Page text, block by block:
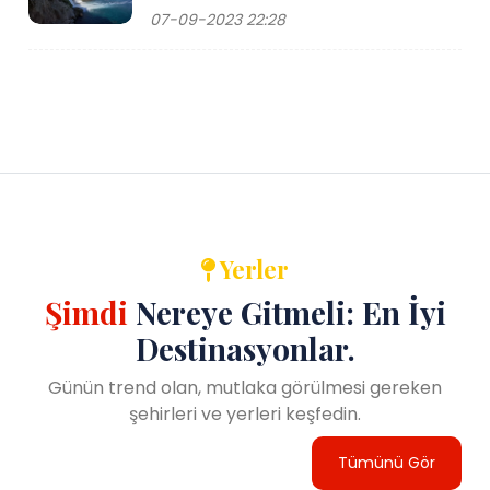
07-09-2023 22:28
Yerler
Şimdi Nereye Gitmeli: En İyi
Destinasyonlar.
Günün trend olan, mutlaka görülmesi gereken
şehirleri ve yerleri keşfedin.
Tümünü Gör